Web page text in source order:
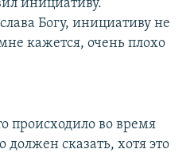
инициативу.
Богу, инициативу не
кажется, очень плохо
происходило во время
должен сказать, хотя это